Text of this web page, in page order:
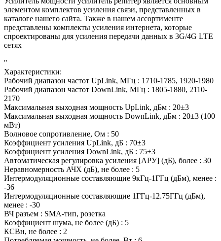
элементом комплектов усиления связи, представленных в
каталоге нашего сайта. Также в нашем ассортименте
представлены комплекты усиления интернета, которые
спроектированы для усиления передачи данных в 3G/4G LTE
сетях
"
Характеристики:
Рабочий диапазон частот UpLink, МГц : 1710-1785, 1920-1980
Рабочий диапазон частот DownLink, МГц : 1805-1880, 2110-
2170
Максимальная выходная мощность UpLink, дБм : 20±3
Максимальная выходная мощность DownLink, дБм : 20±3 (100
мВт)
Волновое сопротивление, Ом : 50
Коэффициент усиления UpLink, дБ : 70±3
Коэффициент усиления DownLink, дБ : 75±3
Автоматическая регулировка усиления [АРУ] (дБ), более : 30
Неравномерность АЧХ (дБ), не более : 5
Интермодуляционные составляющие 9кГц-1ГГц (дБм), менее :
-36
Интермодуляционные составляющие 1ГГц-12.75ГГц (дБм),
менее : -30
ВЧ разъем : SMA-тип, розетка
Коэффициент шума, не более (дБ) : 5
КСВн, не более : 2